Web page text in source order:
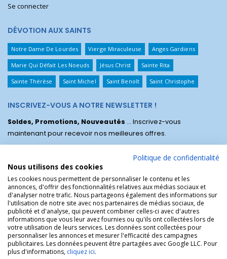
Se connecter
DÉVOTION AUX SAINTS
Notre Dame De Lourdes Vierge Miraculeuse Anges Gardiens
Marie Qui Défait Les Noeuds Jésus Christ Sainte Rita
Sainte Thérèse Saint Michel Saint Benoît Saint Christophe
INSCRIVEZ-VOUS A NOTRE NEWSLETTER !
Soldes, Promotions, Nouveautés ... Inscrivez-vous
maintenant pour recevoir nos meilleures offres.
La Boutique des Chrétiens © | La boutique religieuse chrétienne de
référence !.
Politique de confidentialité
Nous utilisons des cookies
Les cookies nous permettent de personnaliser le contenu et les
annonces, d'offrir des fonctionnalités relatives aux médias sociaux et
d'analyser notre trafic. Nous partageons également des informations sur
l'utilisation de notre site avec nos partenaires de médias sociaux, de
publicité et d'analyse, qui peuvent combiner celles-ci avec d'autres
informations que vous leur avez fournies ou qu'ils ont collectées lors de
votre utilisation de leurs services. Les données sont collectées pour
personnaliser les annonces et mesurer l'efficacité des campagnes
publicitaires. Les données peuvent être partagées avec Google LLC. Pour
plus d'informations, cliquez ici.